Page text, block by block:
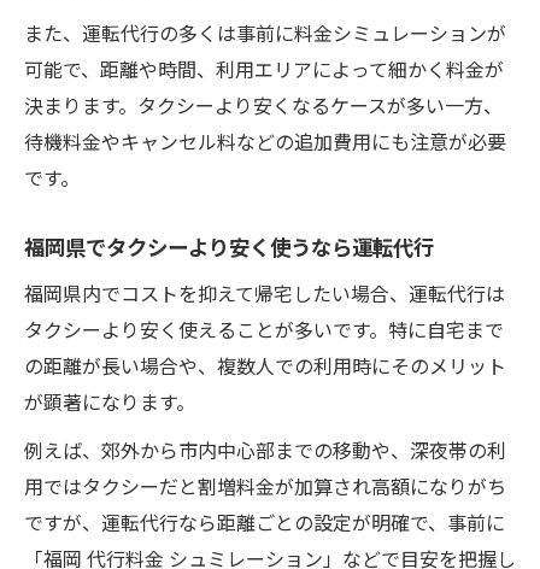
また、運転代行の多くは事前に料金シミュレーションが
可能で、距離や時間、利用エリアによって細かく料金が
決まります。タクシーより安くなるケースが多い一方、
待機料金やキャンセル料などの追加費用にも注意が必要
です。
福岡県でタクシーより安く使うなら運転代行
福岡県内でコストを抑えて帰宅したい場合、運転代行は
タクシーより安く使えることが多いです。特に自宅まで
の距離が長い場合や、複数人での利用時にそのメリット
が顕著になります。
例えば、郊外から市内中心部までの移動や、深夜帯の利
用ではタクシーだと割増料金が加算され高額になりがち
ですが、運転代行なら距離ごとの設定が明確で、事前に
「福岡 代行料金 シュミレーション」などで目安を把握し